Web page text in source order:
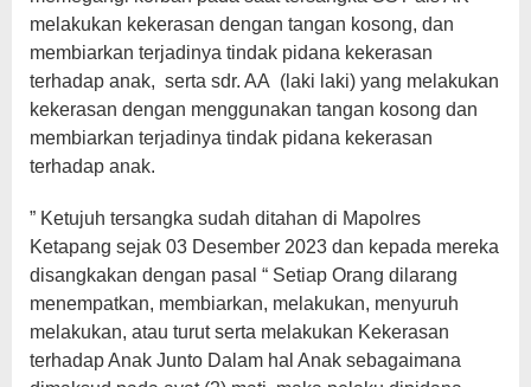
melakukan kekerasan dengan tangan kosong, dan
membiarkan terjadinya tindak pidana kekerasan
terhadap anak, serta sdr. AA (laki laki) yang melakukan
kekerasan dengan menggunakan tangan kosong dan
membiarkan terjadinya tindak pidana kekerasan
terhadap anak.
” Ketujuh tersangka sudah ditahan di Mapolres
Ketapang sejak 03 Desember 2023 dan kepada mereka
disangkakan dengan pasal “ Setiap Orang dilarang
menempatkan, membiarkan, melakukan, menyuruh
melakukan, atau turut serta melakukan Kekerasan
terhadap Anak Junto Dalam hal Anak sebagaimana